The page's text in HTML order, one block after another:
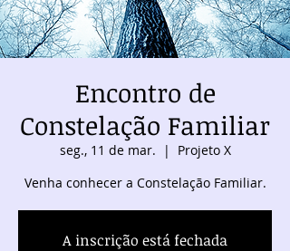
Encontro de
Constelação Familiar
seg., 11 de mar.
  |
Projeto X
Venha conhecer a Constelação Familiar.
A inscrição está fechada